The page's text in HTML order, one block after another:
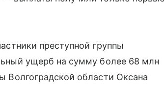
преступной группы
ущерб на сумму более 68 млн
Волгоградской области Оксана